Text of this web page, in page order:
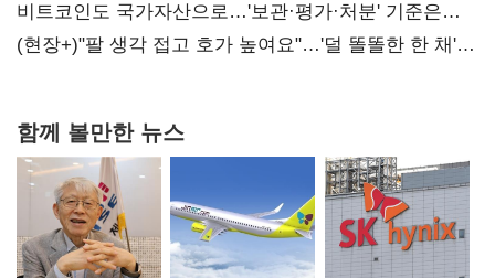
비트코인도 국가자산으로…'보관·평가·처분' 기준은
숙제
(현장+)"팔 생각 접고 호가 높여요"…'덜 똘똘한 한 채'
함께 볼만한 뉴스